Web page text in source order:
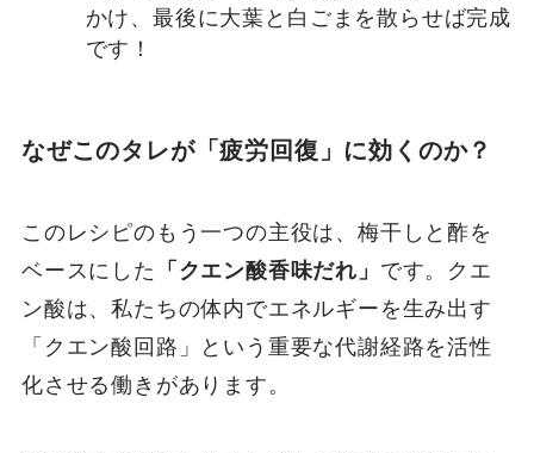
かけ、最後に大葉と白ごまを散らせば完成
です！
なぜこのタレが「疲労回復」に効くのか？
このレシピのもう一つの主役は、梅干しと酢を
ベースにした
「クエン酸香味だれ」 です。クエ
ン酸は、私たちの体内でエネルギーを生み出す
「クエン酸回路」という重要な代謝経路を活性
化させる働きがあります。